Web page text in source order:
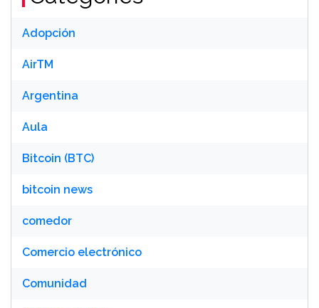
Adopción
AirTM
Argentina
Aula
Bitcoin (BTC)
bitcoin news
comedor
Comercio electrónico
Comunidad